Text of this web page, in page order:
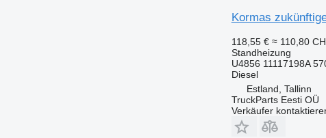
Kormas
118,55 € ≈ 110,80
Standheizung
U4856 11117198A
Diesel
Estland, Tallinn
TruckParts Eesti OÜ
Verkäufer